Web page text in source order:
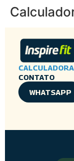
CONTATO
WHATSAPP